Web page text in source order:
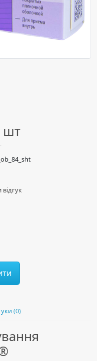
шт
(0)